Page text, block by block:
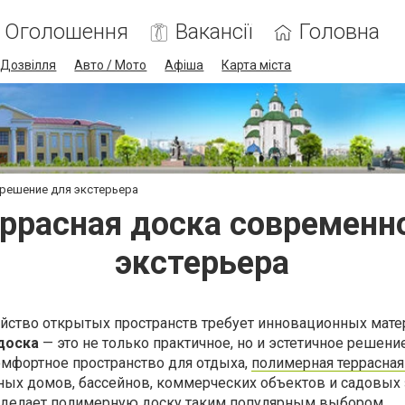
Оголошення Вакансії Головна
Дозвілля Авто / Мото Афіша Карта міста
для экстерьера
доска
экстерьера
открытых пространств требует инновационных
— это не только практичное, но и эстетичное
пространство для отдыха, полимерная
домов, бассейнов, коммерческих объектов и садовых